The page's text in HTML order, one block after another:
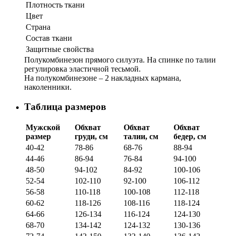
Плотность ткани
Цвет
Страна
Состав ткани
Защитные свойства
Полукомбинезон прямого силуэта. На спинке по талии
регулировка эластичной тесьмой.
На полукомбинезоне – 2 накладных кармана,
наколенники.
Таблица размеров
Мужской
размер
Обхват
груди, см
Обхват
талии, см
Обхват
бедер, см
40-42
78-86 68-76
88-94
44-46
86-94 76-84
94-100
48-50
94-102 84-92
100-106
52-54
102-110 92-100
106-112
56-58
110-118 100-108
112-118
60-62
118-126 108-116
118-124
64-66
126-134 116-124
124-130
68-70
134-142 124-132
130-136